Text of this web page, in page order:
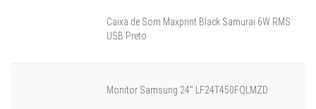
Caixa de Som Maxprint Black Samurai 6W RMS
USB Preto
Monitor Samsung 24" LF24T450FQLMZD